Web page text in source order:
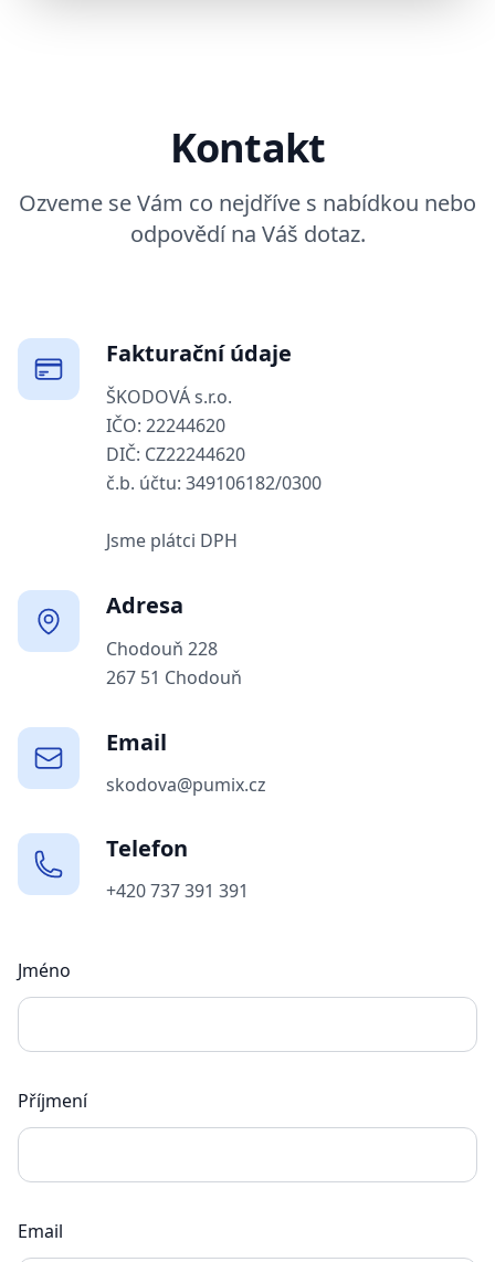
Kontakt
Ozveme se Vám co nejdříve s nabídkou nebo
odpovědí na Váš dotaz.
Fakturační údaje
ŠKODOVÁ s.r.o.
IČO: 22244620
DIČ: CZ22244620
č.b. účtu: 349106182/0300
Jsme plátci DPH
Adresa
Chodouň 228
267 51 Chodouň
Email
skodova@pumix.cz
Telefon
+420 737 391 391
Jméno
Příjmení
Email